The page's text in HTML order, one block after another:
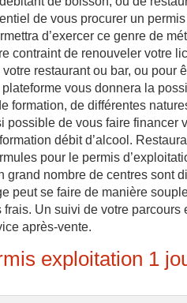
de vous procurer un permis
d’exercer ce genre de
contraint de renouveler votre
restaurant ou bar, ou pour
vous donnera la
formation, de différentes
possible de vous faire financer
débit d’alcool.
pour le permis
grand nombre de centres sont
peut se faire de manière
frais. Un suivi de votre
après-vente.
exploitation 1